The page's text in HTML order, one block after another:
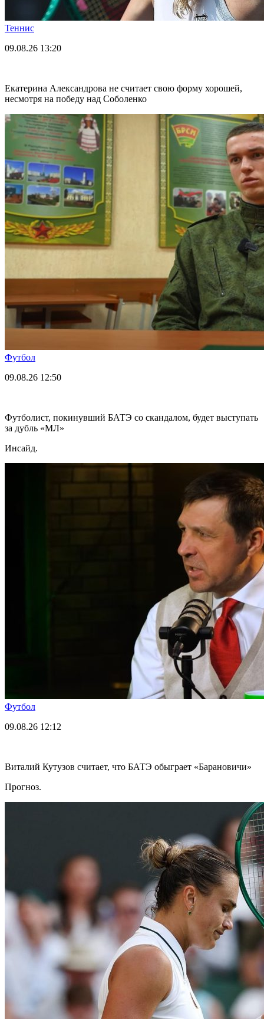
Теннис
09.08.26 13:20
Екатерина Александрова не считает свою форму хорошей,
несмотря на победу над Соболенко
Футбол
09.08.26 12:50
Футболист, покинувший БАТЭ со скандалом, будет выступать
за дубль «МЛ»
Инсайд.
Футбол
09.08.26 12:12
Виталий Кутузов считает, что БАТЭ обыграет «Барановичи»
Прогноз.